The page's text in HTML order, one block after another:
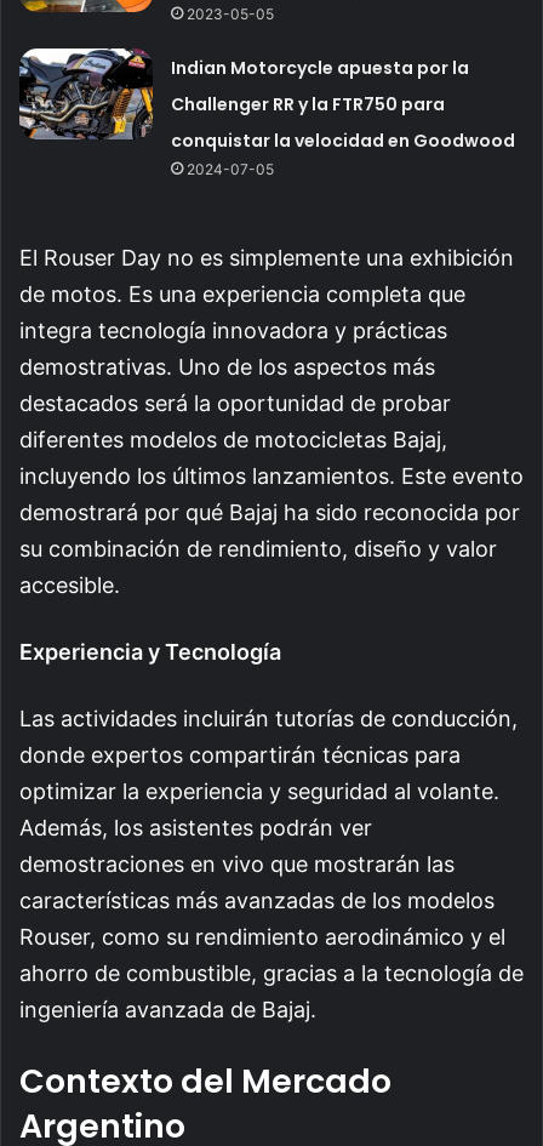
2023-05-05
Indian Motorcycle apuesta por la
Challenger RR y la FTR750 para
conquistar la velocidad en Goodwood
2024-07-05
El Rouser Day no es simplemente una exhibición
de motos. Es una experiencia completa que
integra tecnología innovadora y prácticas
demostrativas. Uno de los aspectos más
destacados será la oportunidad de probar
diferentes modelos de motocicletas Bajaj,
incluyendo los últimos lanzamientos. Este evento
demostrará por qué Bajaj ha sido reconocida por
su combinación de rendimiento, diseño y valor
accesible.
Experiencia y Tecnología
Las actividades incluirán tutorías de conducción,
donde expertos compartirán técnicas para
optimizar la experiencia y seguridad al volante.
Además, los asistentes podrán ver
demostraciones en vivo que mostrarán las
características más avanzadas de los modelos
Rouser, como su rendimiento aerodinámico y el
ahorro de combustible, gracias a la tecnología de
ingeniería avanzada de Bajaj.
Contexto del Mercado
Argentino